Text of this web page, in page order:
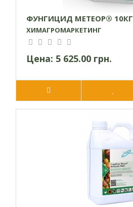
ФУНГИЦИД МЕТЕОР® 10КГ
ХИМАГРОМАРКЕТИНГ
Цена: 5 625.00 грн.